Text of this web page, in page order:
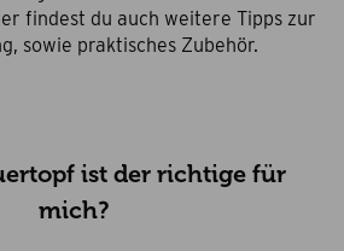
findest du auch weitere Tipps zur
sowie praktisches Zubehör.
ist der richtige für
mich?